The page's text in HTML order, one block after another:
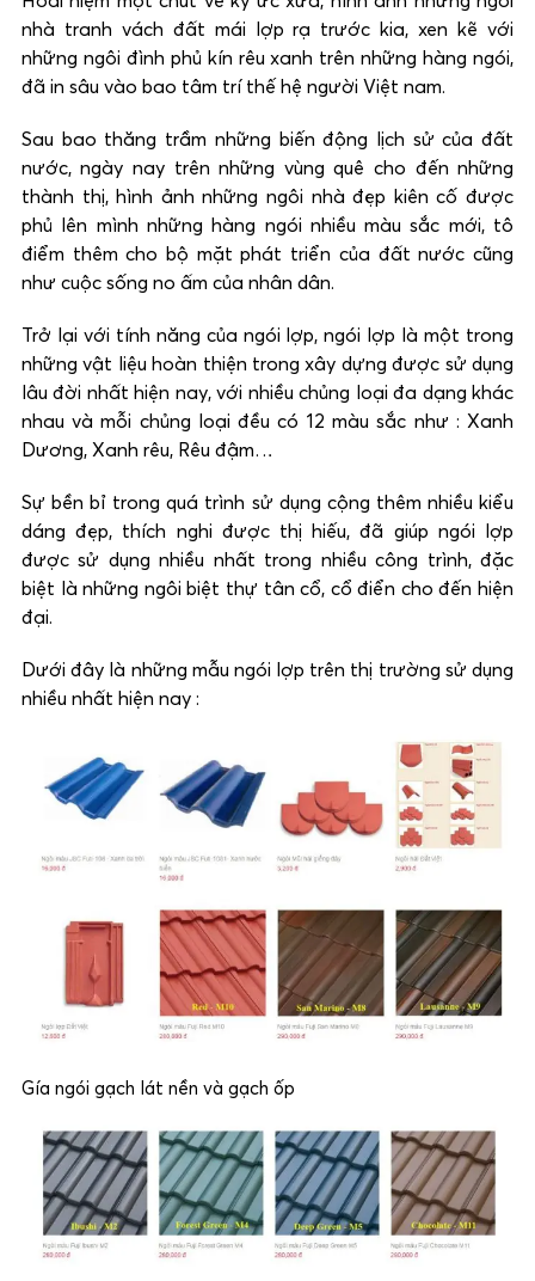
nhà tranh vách đất mái lợp rạ trước kia, xen kẽ với
những ngôi đình phủ kín rêu xanh trên những hàng ngói,
đã in sâu vào bao tâm trí thế hệ người Việt nam.
Sau bao thăng trầm những biến động lịch sử của đất
nước, ngày nay trên những vùng quê cho đến những
thành thị, hình ảnh những ngôi nhà đẹp kiên cố được
phủ lên mình những hàng ngói nhiều màu sắc mới, tô
điểm thêm cho bộ mặt phát triển của đất nước cũng
như cuộc sống no ấm của nhân dân.
Trở lại với tính năng của ngói lợp, ngói lợp là một trong
những vật liệu hoàn thiện trong xây dựng được sử dụng
lâu đời nhất hiện nay, với nhiều chủng loại đa dạng khác
nhau và mỗi chủng loại đều có 12 màu sắc như : Xanh
Dương, Xanh rêu, Rêu đậm…
Sự bền bỉ trong quá trình sử dụng cộng thêm nhiều kiểu
dáng đẹp, thích nghi được thị hiếu, đã giúp ngói lợp
được sử dụng nhiều nhất trong nhiều công trình, đặc
biệt là những ngôi biệt thự tân cổ, cổ điển cho đến hiện
đại.
Dưới đây là những mẫu ngói lợp trên thị trường sử dụng
nhiều nhất hiện nay :
Gía ngói gạch lát nền và gạch ốp